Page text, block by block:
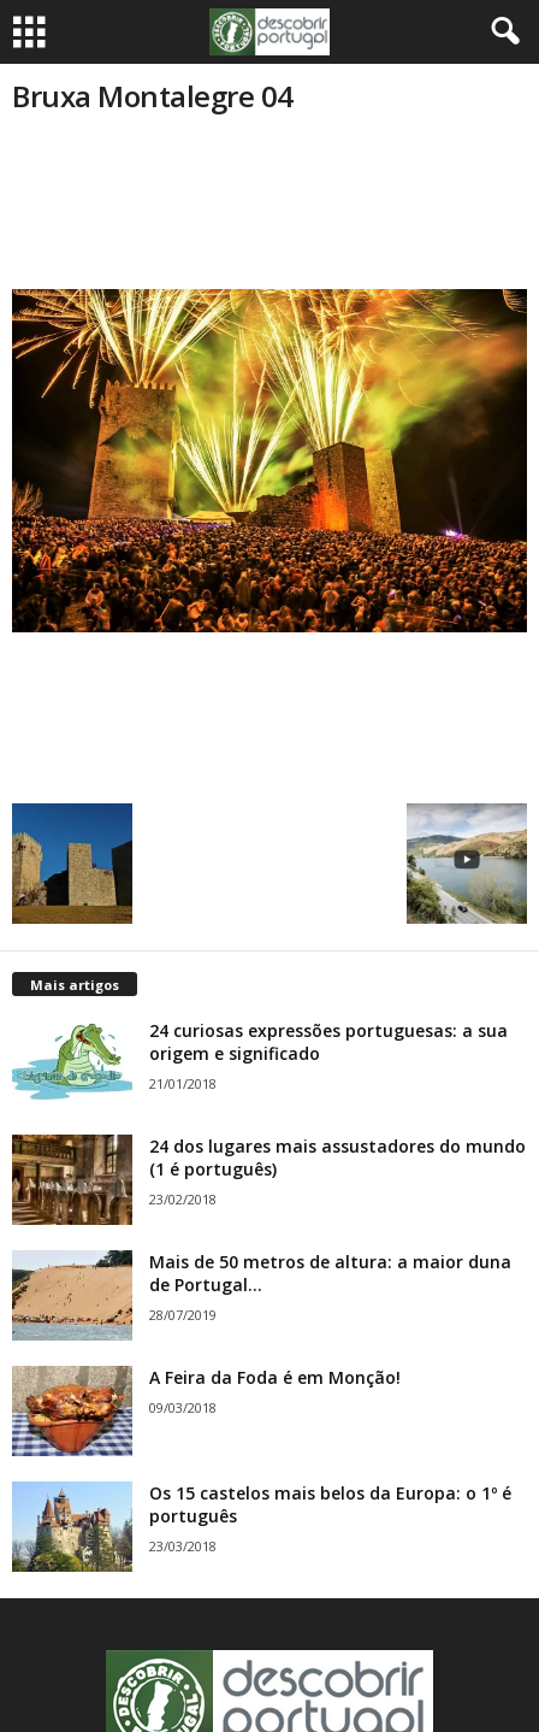
Bruxa Montalegre 04
Mais artigos
24 curiosas expressões portuguesas: a sua
origem e significado
21/01/2018
24 dos lugares mais assustadores do mundo
(1 é português)
23/02/2018
Mais de 50 metros de altura: a maior duna
de Portugal...
28/07/2019
A Feira da Foda é em Monção!
09/03/2018
Os 15 castelos mais belos da Europa: o 1º é
português
23/03/2018